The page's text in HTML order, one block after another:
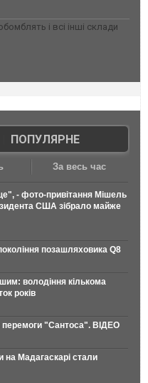
і всі інші склади
ПОПУЛЯРНЕ
За весь час
- фото-привітання Мішель
США зібрало майже
позашляховика Q8
володіння кількома
років
перемоги "Сантоса". ВІДЕО
Мадагаскарі стали